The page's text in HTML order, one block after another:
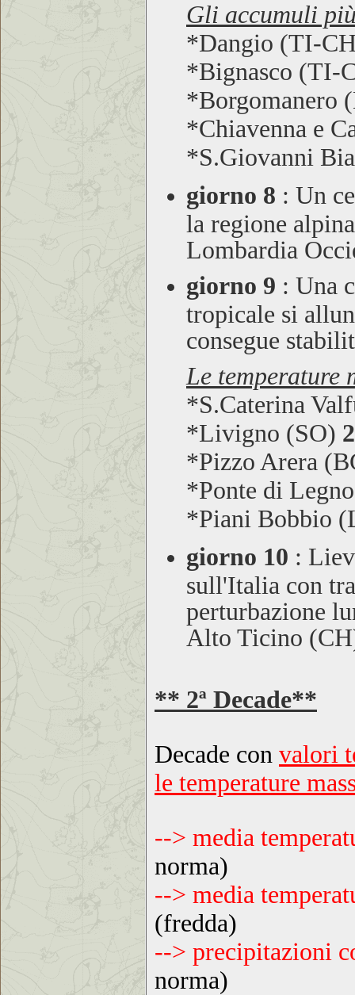
Gli accumuli
*Dangio (TI-
*Bignasco (TI-
*Borgomanero
*Chiavenna e
*S.Giovanni
giorno 8 : Un
la regione
Lombardia
giorno 9 : Una
tropicale si
consegue
Le temperature
*S.Caterina
*Livigno (SO)
*Pizzo Arera
*Ponte di
*Piani Bobbio
giorno 10 :
sull'Italia con
perturbazione
Alto Ticino
** 2ª Decade**
Decade con valori
le temperature
--> media
norma)
--> media
(fredda)
--> precipitazioni
norma)